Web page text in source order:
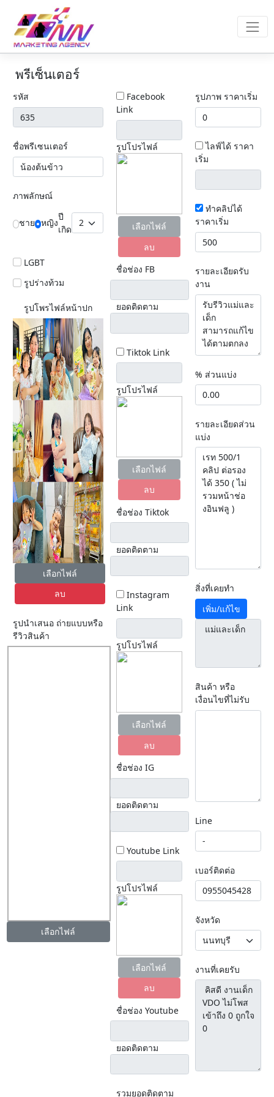
พรีเซ็นเตอร์
รหัส
ชื่อพรีเซนเตอร์
ภาพลักษณ์
ชาย หญิง
ปี
เกิด
LGBT
รูปร่างท้วม
รูปโพรไฟล์หน้าปก
เลือกไฟล์
ลบ
รูปนำเสนอ ถ่ายแบบหรือ
รีวิวสินค้า
เลือกไฟล์
Facebook
Link
รูปโปรไฟล์
เลือกไฟล์
ลบ
ชื่อช่อง FB
ยอดติดตาม
Tiktok Link
รูปโปรไฟล์
เลือกไฟล์
ลบ
ชื่อช่อง Tiktok
ยอดติดตาม
Instagram
Link
รูปโปรไฟล์
เลือกไฟล์
ลบ
ชื่อช่อง IG
ยอดติดตาม
Youtube Link
รูปโปรไฟล์
เลือกไฟล์
ลบ
ชื่อช่อง Youtube
ยอดติดตาม
รวมยอดติดตาม
รูปภาพ ราคาเริ่ม
ไลฟ์ได้ ราคา
เริ่ม
ทำคลิปได้
ราคาเริ่ม
รายละเอียดรับ
งาน
% ส่วนแบ่ง
รายละเอียดส่วน
แบ่ง
สิ่งที่เคยทำ
เพิ่ม/แก้ไข
สินค้า หรือ
เงื่อนไขที่ไม่รับ
Line
เบอร์ติดต่อ
จังหวัด
งานที่เคยรับ